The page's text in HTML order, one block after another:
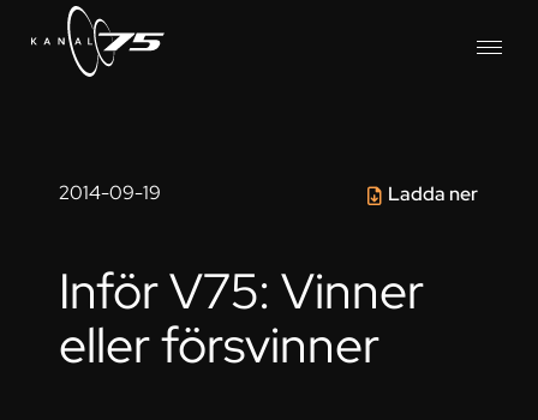
2014-09-19 Ladda ner
Inför V75: Vinner
eller försvinner